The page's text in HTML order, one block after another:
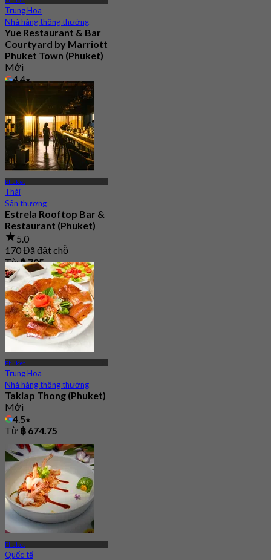
Trung Hoa
Nhà hàng thông thường
Yue Restaurant & Bar​
Courtyard by Marriott
Phuket Town (Phuket)
Mới
4.4
฿ 595
Phuket
Thái
Sân thượng
Estrela Rooftop Bar &
Restaurant (Phuket)
5.0
170 Đã đặt chỗ
Từ฿ 795
Phuket
Trung Hoa
Nhà hàng thông thường
Takiap Thong (Phuket)
Mới
4.5
Từ ฿ 674.75
Phuket
Quốc tế